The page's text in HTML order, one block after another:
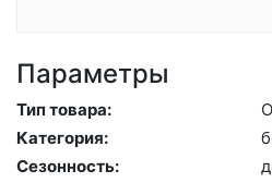
Параметры
Тип товара:
Категория:
Сезонность: